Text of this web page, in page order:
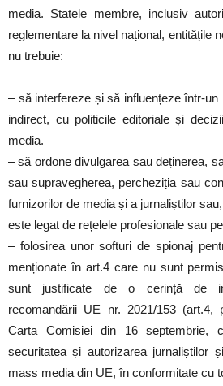
media. Statele membre, inclusiv
reglementare la nivel național, entitățile
nu trebuie:
– să interfereze și să influențeze într-
indirect, cu politicile editoriale și
media.
– să ordone divulgarea sau deținerea,
sau supravegherea, percheziția sau
furnizorilor de media și a jurnaliștilor
este legat de rețelele profesionale sau
– folosirea unor softuri de spionaj
menționate în art.4 care nu sunt
sunt justificate de o cerință de
recomandării UE nr. 2021/153 (art.4,
Carta Comisiei din 16 septembrie,
securitatea și autorizarea jurnaliștilor
mass media din UE, în conformitate cu